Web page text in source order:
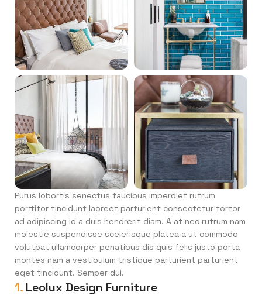
Purus lobortis senectus faucibus imperdiet rutrum
porttitor tincidunt laoreet parturient consectetur tortor
ad adipiscing id a duis hendrerit diam. A at nec rutrum nam
molestie suspendisse scelerisque platea a ut commodo
volutpat ullamcorper penatibus dis quis felis justo porta
montes nam a vestibulum tristique parturient parturient
eget tincidunt. Semper dui.
1. Leolux Design Furniture